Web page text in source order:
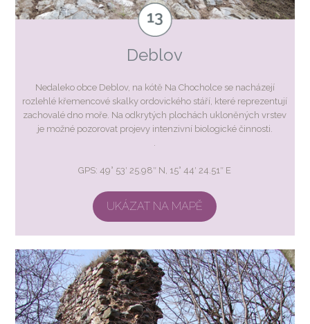
Deblov
Nedaleko obce Deblov, na kótě Na Chocholce se nacházejí
rozlehlé křemencové skalky ordovického stáří, které reprezentují
zachovalé dno moře. Na odkrytých plochách ukloněných vrstev
je možné pozorovat projevy intenzivní biologické činnosti.
GPS: 49° 53′ 25.98″ N, 15° 44′ 24.51″ E
UKÁZAT NA MAPĚ